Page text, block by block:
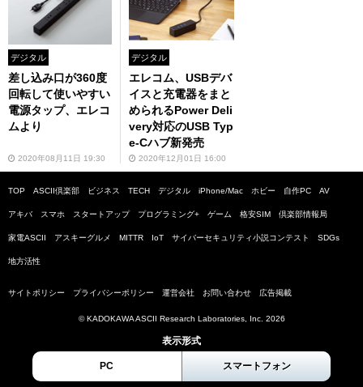
デジタル
差し込み口が360度
回転して使いやすい
電源タップ、エレコ
ムより
2020年08月11日 19:30
デジタル
エレコム、USBデバ
イスと充電器をまと
められるPower Deli
very対応のUSB Typ
e-Cハブ新発売
2020年12月01日 16:00
TOP ASCII倶楽部 ビジネス TECH デジタル iPhone/Mac ホビー 自作PC AV
アキバ スマホ スタートアップ プログラミング+ ゲーム 格安SIM 倶楽部情報局
家電ASCII アスキーグルメ MITTR IoT サイバーセキュリティ小説コンテスト SDGs
地方活性
サイトポリシー プライバシーポリシー 運営会社 お問い合わせ 広告掲載
© KADOKAWA ASCII Research Laboratories, Inc. 2026
表示形式
PC スマートフォン